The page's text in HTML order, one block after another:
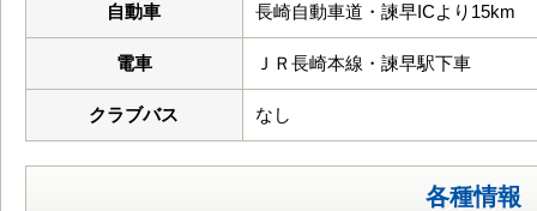
自動車 長崎自動車道・諫早ICより15km
電車 ＪＲ長崎本線・諫早駅下車
クラブバス なし
各種情報